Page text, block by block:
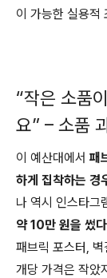
이 가능한 실용적
“작은 소품
요” – 소품
이 예산대에서 패
하게 집착하는 경
나 역시 인스타그
약 10만 원을 썼
패브릭 포스터,
개당 가격은 작았